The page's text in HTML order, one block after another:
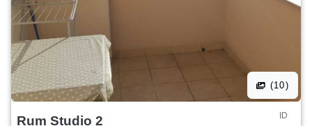
(10)
Rum Studio 2 ID